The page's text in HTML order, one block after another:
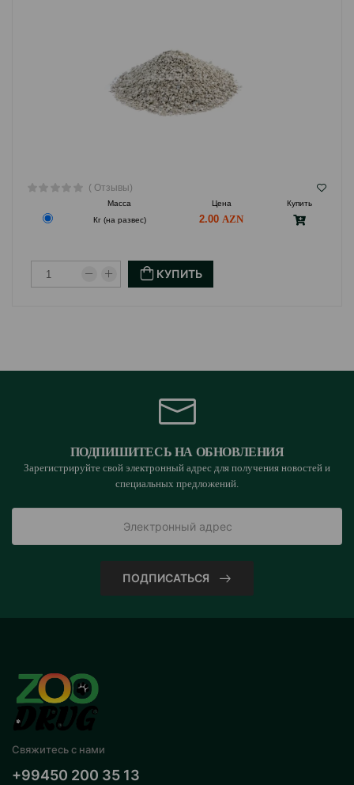
( Отзывы)
Масса Цена
Купить
Кг (на развес)
2.00
КУПИТЬ
ПОДПИШИТЕСЬ НА ОБНОВЛЕНИЯ
Зарегистрируйте свой электронный адрес для получения новостей и
специальных предложений.
ПОДПИСАТЬСЯ
Свяжитесь с нами
+99450 200 35 13